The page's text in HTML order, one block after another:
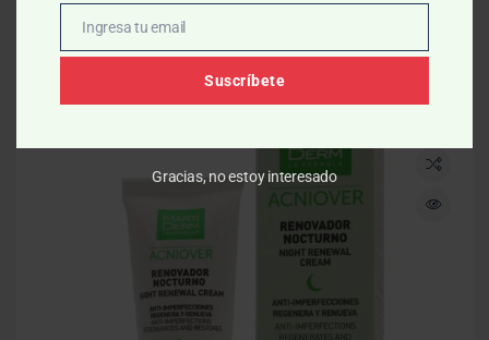
AÑADIR AL CARRITO
Email
Ingresa tu email
Suscríbete
Gracias, no estoy interesado